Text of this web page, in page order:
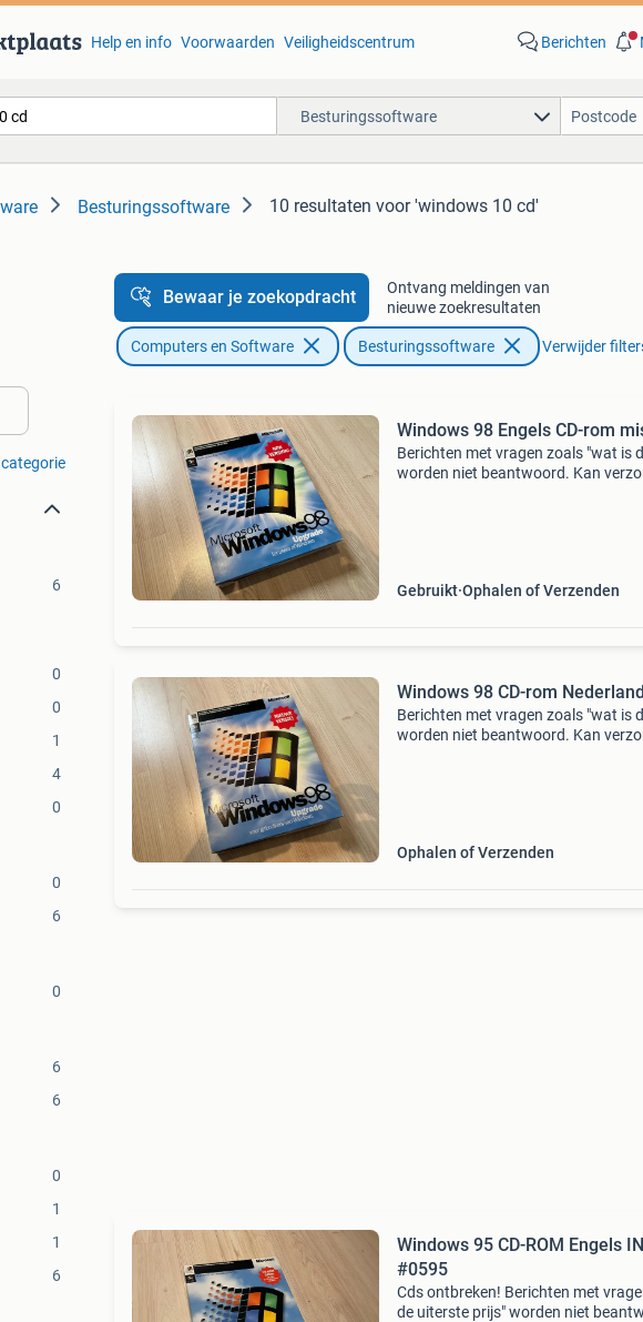
Help en info Voorwaarden Veiligheidscentrum Berichten
Besturingssoftware
Besturingssoftware 10 resultaten voor 'windows 10 cd'
6
0
0
1
4
0
0
6
0
6
6
0
1
1
6
Bewaar je zoekopdracht
Ontvang meldingen van
nieuwe zoekresultaten
Computers en Software Besturingssoftware Verwijder
Windows 98 Engels CD-rom
Berichten met vragen zoals "wat is
worden niet beantwoord. Kan
Gebruikt Ophalen of Verzenden
Windows 98 CD-rom
Berichten met vragen zoals "wat is
worden niet beantwoord. Kan
Ophalen of Verzenden
Windows 95 CD-ROM Engels
#0595
Cds ontbreken! Berichten met
de uiterste prijs" worden niet